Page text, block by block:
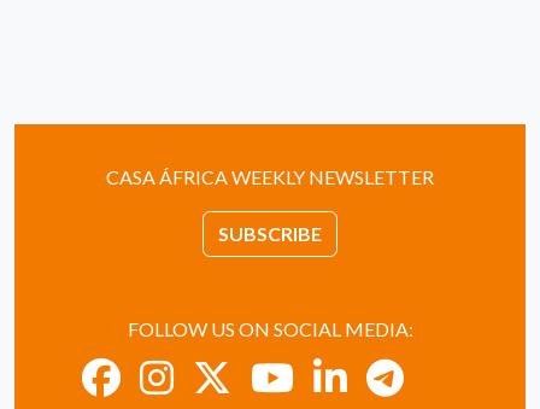
CASA ÁFRICA WEEKLY NEWSLETTER
SUBSCRIBE
FOLLOW US ON SOCIAL MEDIA: